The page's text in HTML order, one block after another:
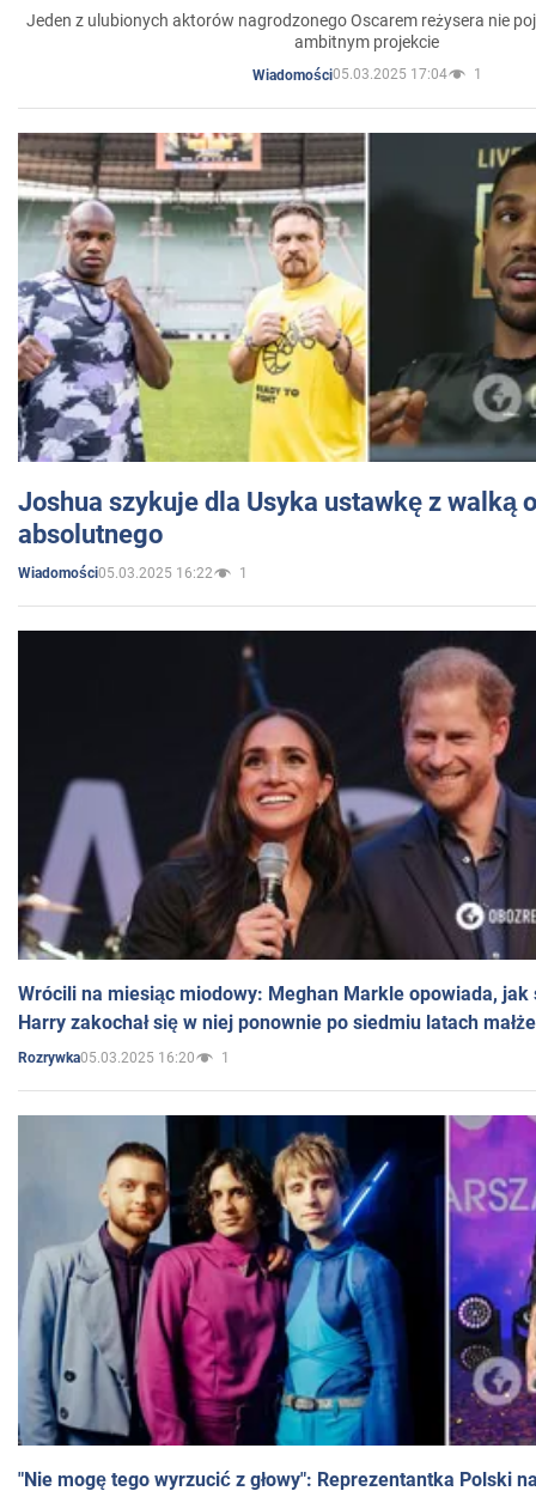
Jeden z ulubionych aktorów nagrodzonego Oscarem reżysera nie
ambitnym projekcie
Wiadomości05.03.2025 17:04 1
Joshua szykuje dla Usyka ustawkę z walką
absolutnego
Wiadomości05.03.2025 16:22 1
Wrócili na miesiąc miodowy: Meghan Markle opowiada, jak
Harry zakochał się w niej ponownie po siedmiu latach
Rozrywka05.03.2025 16:20 1
"Nie mogę tego wyrzucić z głowy": Reprezentantka Polski